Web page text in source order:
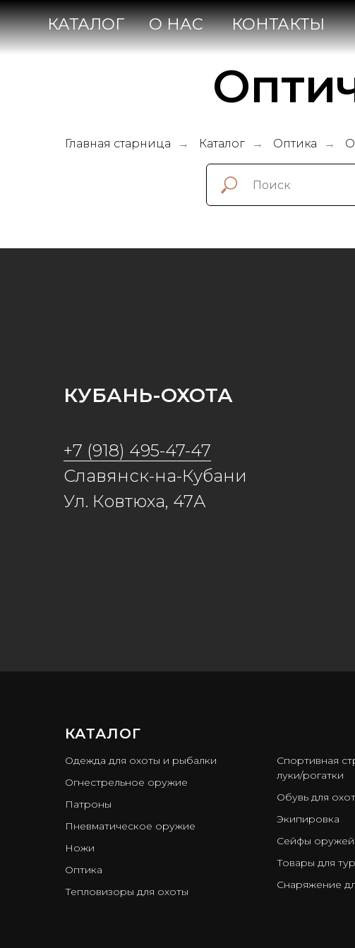
КАТАЛОГ О НАС КОНТАКТЫ
Главная старница → Каталог → Оптика →
КУБАНЬ-ОХОТА
+7 (918) 495-47-47
Славянск-на-Кубани
Ул. Ковтюха, 47А
КАТАЛОГ
Одежда для охоты и рыбалки
Огнестрельное оружие
Патроны
Пневматическое оружие
Ножи
Оптика
Тепловизоры для охоты
Спортивная
луки/рогатки
Обувь для
Экипировка
Сейфы
Товары для
Снаряжение